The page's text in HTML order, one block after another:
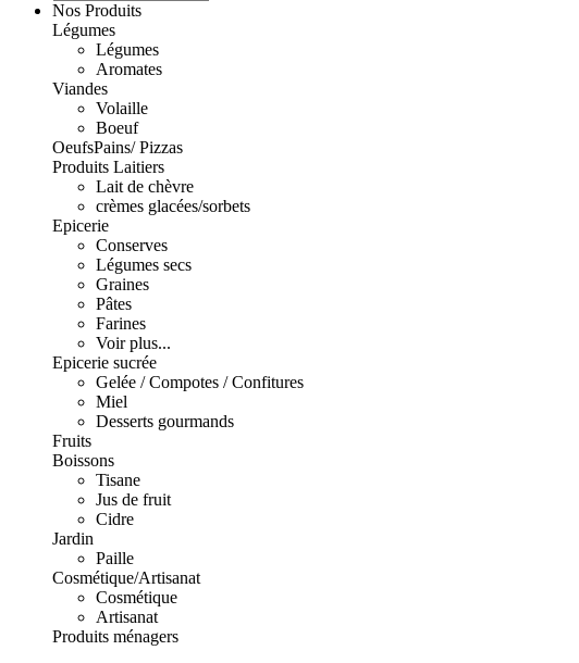
Nos Produits
Légumes
Légumes
Aromates
Viandes
Volaille
Boeuf
OeufsPains/ Pizzas
Produits Laitiers
Lait de chèvre
crèmes glacées/sorbets
Epicerie
Conserves
Légumes secs
Graines
Pâtes
Farines
Voir plus...
Epicerie sucrée
Gelée / Compotes / Confitures
Miel
Desserts gourmands
Fruits
Boissons
Tisane
Jus de fruit
Cidre
Jardin
Paille
Cosmétique/Artisanat
Cosmétique
Artisanat
Produits ménagers